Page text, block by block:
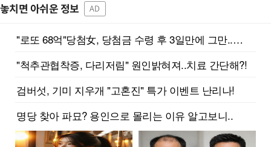
놓치면 아쉬운 정보 AD